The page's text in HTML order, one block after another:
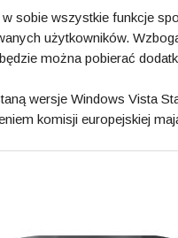
w sobie wszystkie funkcje
użytkowników.
można pobierać
wersje Windows Vista
komisji europejskiej